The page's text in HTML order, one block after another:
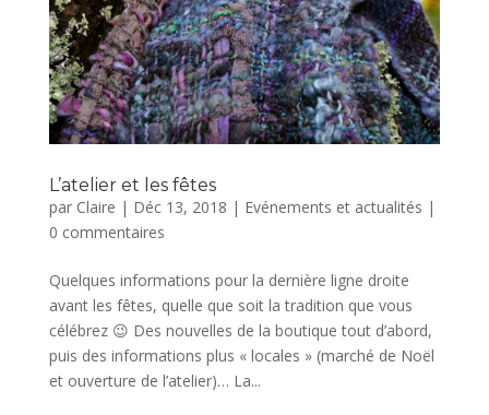
L’atelier et les fêtes
par Claire | Déc 13, 2018 | Evénements et actualités |
0 commentaires
Quelques informations pour la dernière ligne droite
avant les fêtes, quelle que soit la tradition que vous
célébrez 😉 Des nouvelles de la boutique tout d’abord,
puis des informations plus « locales » (marché de Noël
et ouverture de l’atelier)… La...